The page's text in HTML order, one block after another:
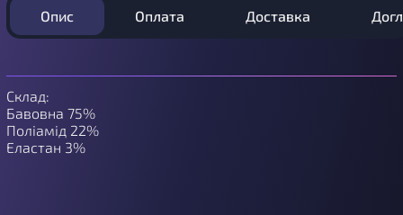
Опис Оплата Доставка
Склад:
Бавовна 75%
Поліамід 22%
Еластан 3%